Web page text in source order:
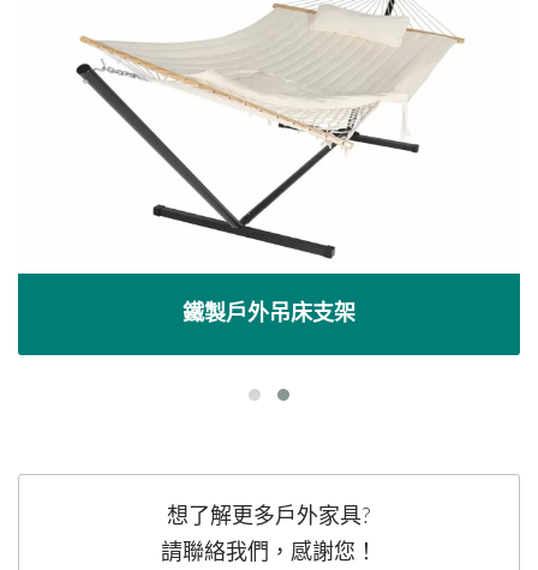
鐵製戶外吊床支架
想了解更多戶外家具?
請聯絡我們，感謝您！